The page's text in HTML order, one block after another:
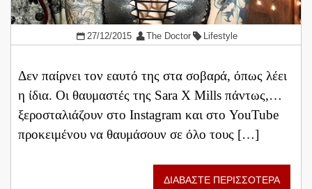
27/12/2015 The Doctor Lifestyle
Δεν παίρνει τον εαυτό της στα σοβαρά, όπως λέει
η ίδια. Οι θαυμαστές της Sara X Mills πάντως,…
ξεροσταλιάζουν στο Instagram και στο YouTube
προκειμένου να θαυμάσουν σε όλο τους […]
ΔΙΑΒΑΣΤΕ ΠΕΡΙΣΣΟΤΕΡΑ